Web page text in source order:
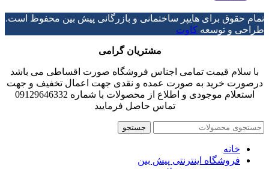
تمام حقوق برای هایپر ساختمانی و بازرگانی پیش بین محفوظ است.
طراحی و توسعه کاوت
مشتریان گرامی
با سلام قیمت تمامی اجناس فروشگاه صورت اقساطی می باشد
درصورت خرید به صورت عمده و نقدی جهت اعمال تخفیف و جهت
استعلام موجودی و اطلاع از محصولات با شماره 09129646332
تماس حاصل فرمایید
جستجو
خانه
فروشگاه اینترنتی پیش بین